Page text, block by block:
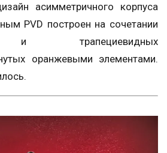
асимметричного корпуса
PVD построен на сочетании
и трапециевидных
оранжевыми элементами.